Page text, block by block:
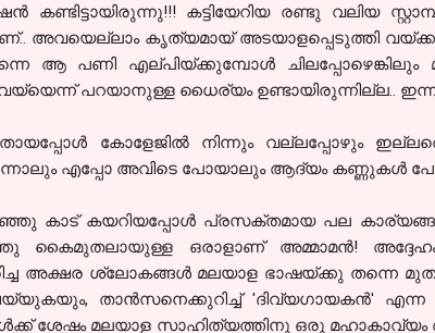
കണ്ടിട്ടായിരുന്നു!!! കട്ടിയേറിയ രണ്ടു
അവയെല്ലാം കൃത്യമായ് അടയാളപ്പെടുത്തി
ആ പണി എല്പിയ്ക്കുമ്പോള്‍ ചിലപ്പോഴെങ്കിലും
പറയാനുള്ള ധൈര്യം ഉണ്ടായിരുന്നില്ല..
കോളേജില്‍ നിന്നും വല്ലപ്പോഴും
എപ്പോ അവിടെ പോയാലും ആദ്യം കണ്ണുകള്‍
കാട് കയറിയപ്പോള്‍ പ്രസക്തമായ പല
കൈമുതലായുള്ള ഒരാളാണ് അമ്മാമന്‍!
അക്ഷര ശ്ലോകങ്ങള്‍ മലയാള ഭാഷയ്ക്കു തന്നെ
താന്‍സനെക്കുറിച്ച് 'ദിവ്യഗായകന്‍' എന്ന
ശേഷം മലയാള സാഹിത്യത്തിനു ഒരു